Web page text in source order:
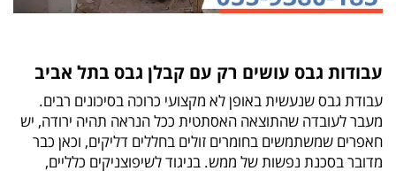
עבודות גבס עושים רק עם קבלן גבס בתל אביב
עבודת גבס שנעשית באופן לא מקצועי כרוכה בסיכונים רבים.
מעבר לעובדה שהתוצאה האסתטית ככל הנראה תהיה ירודה, יש
חאפרים שמשתמשים בחומרים זולים בחללים דליקים, וכאן כבר
מדובר בסכנת נפשות של ממש. בניגוד לשיפוצניקים כלליים,